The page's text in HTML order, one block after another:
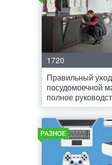
1720
Правильный
посудомоечной
полное
РАЗНОЕ